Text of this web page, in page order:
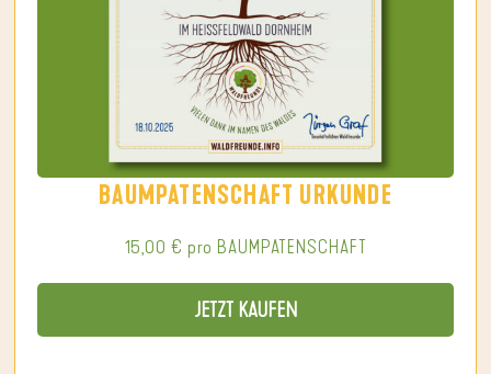
BAUMPATENSCHAFT URKUNDE
15,00 € pro BAUMPATENSCHAFT
JETZT KAUFEN